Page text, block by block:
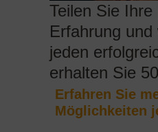
Teilen Sie
Erfahrung
jeden
erhalten Sie